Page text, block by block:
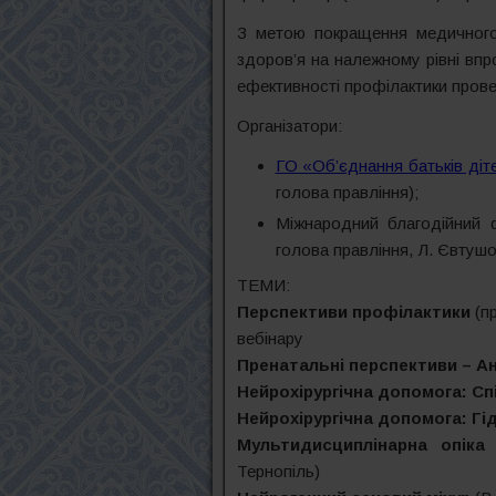
З метою покращення
здоров’я на належному рівні
ефективності профілактики
Організатори:
ГО «Об’єднання батьків
голова правління);
Міжнародний
голова правління, Л.
ТЕМИ:
Перспективи профілактики
вебінару
Пренатальні перспективи –
Нейрохірургічна допомога:
Нейрохірургічна допомога:
Мультидисциплінарна
Тернопіль)